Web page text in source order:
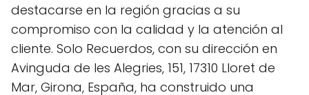
destacarse en la región gracias a su
compromiso con la calidad y la atención al
cliente. Solo Recuerdos, con su dirección en
Avinguda de les Alegries, 151, 17310 Lloret de
Mar, Girona, España, ha construido una